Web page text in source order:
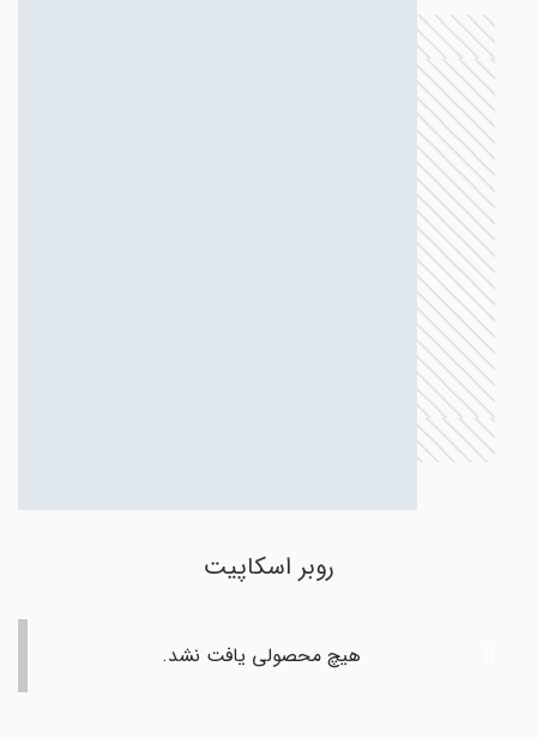
روبر اسکاپیت
هیچ محصولی یافت نشد.